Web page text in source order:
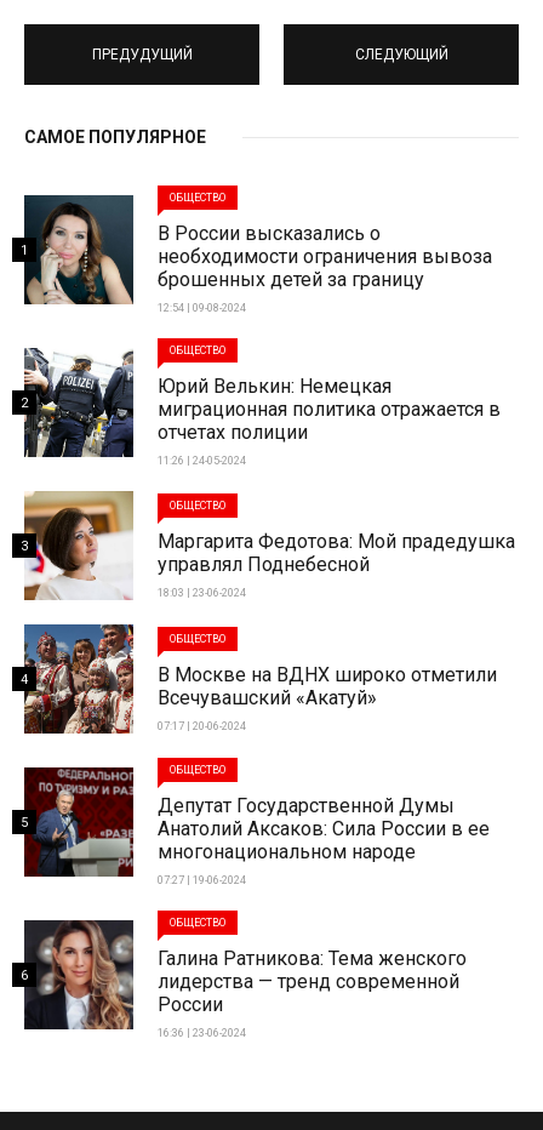
ПРЕДУДУЩИЙ СЛЕДУЮЩИЙ
САМОЕ ПОПУЛЯРНОЕ
ОБЩЕСТВО
В России высказались о
необходимости ограничения вывоза
брошенных детей за границу
12:54 | 09-08-2024
1
ОБЩЕСТВО
Юрий Велькин: Немецкая
миграционная политика отражается в
отчетах полиции
11:26 | 24-05-2024
2
ОБЩЕСТВО
Маргарита Федотова: Мой прадедушка
управлял Поднебесной
18:03 | 23-06-2024
3
ОБЩЕСТВО
В Москве на ВДНХ широко отметили
Всечувашский «Акатуй»
07:17 | 20-06-2024
4
ОБЩЕСТВО
Депутат Государственной Думы
Анатолий Аксаков: Сила России в ее
многонациональном народе
07:27 | 19-06-2024
5
ОБЩЕСТВО
Галина Ратникова: Тема женского
лидерства — тренд современной
России
16:36 | 23-06-2024
6